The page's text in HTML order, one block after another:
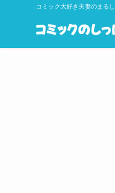
コミック大好き夫妻のまる